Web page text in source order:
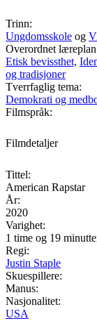
Trinn:
Ungdomsskole og
Overordnet
Etisk bevissthet,
og tradisjoner
Tverrfaglig tema:
Demokrati og
Filmspråk:
Filmdetaljer
Tittel:
American Rapstar
År:
2020
Varighet:
1 time og 19
Regi:
Justin Staple
Skuespillere:
Manus:
Nasjonalitet:
USA